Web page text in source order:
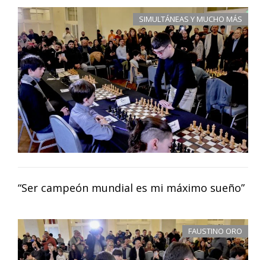
SIMULTÁNEAS Y MUCHO MÁS
“Ser campeón mundial es mi máximo sueño”
FAUSTINO ORO